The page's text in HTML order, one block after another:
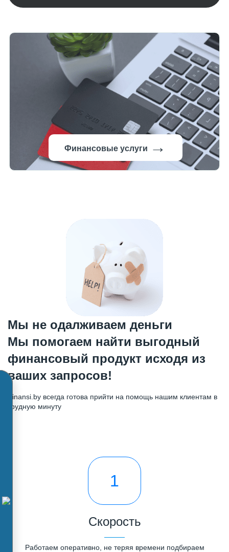
Финансовые услуги →
Мы не одалживаем деньги
Мы помогаем найти выгодный
финансовый продукт исходя из
ваших запросов!
Finansi.by всегда готова прийти на помощь нашим клиентам в
трудную минуту
1
Скорость
Работаем оперативно, не теряя времени подбираем